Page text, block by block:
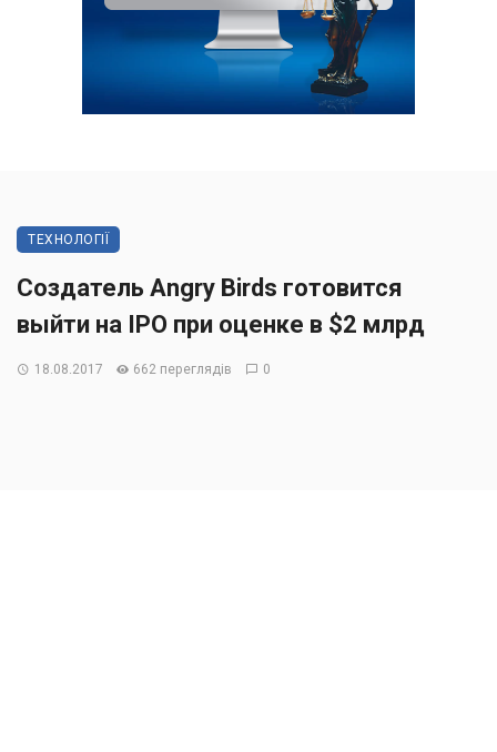
ТЕХНОЛОГІЇ
Создатель Angry Birds готовится
выйти на IPO при оценке в $2 млрд
18.08.2017 662 переглядів 0